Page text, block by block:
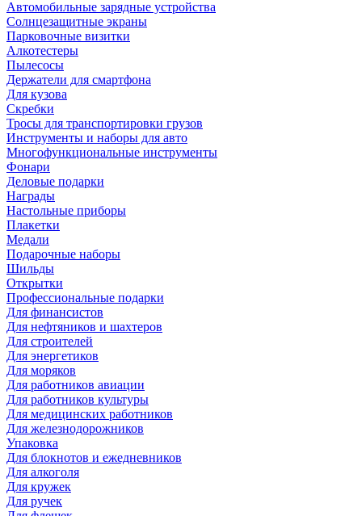
Автомобильные зарядные устройства
Солнцезащитные экраны
Парковочные визитки
Алкотестеры
Пылесосы
Держатели для смартфона
Для кузова
Скребки
Тросы для транспортировки грузов
Инструменты и наборы для авто
Многофункциональные инструменты
Фонари
Деловые подарки
Награды
Настольные приборы
Плакетки
Медали
Подарочные наборы
Шильды
Открытки
Профессиональные подарки
Для финансистов
Для нефтяников и шахтеров
Для строителей
Для энергетиков
Для моряков
Для работников авиации
Для работников культуры
Для медицинских работников
Для железнодорожников
Упаковка
Для блокнотов и ежедневников
Для алкоголя
Для кружек
Для ручек